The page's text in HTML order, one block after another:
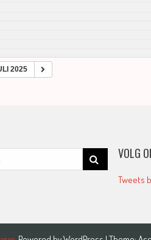
2025
Search
for:
VOLG
Tweets